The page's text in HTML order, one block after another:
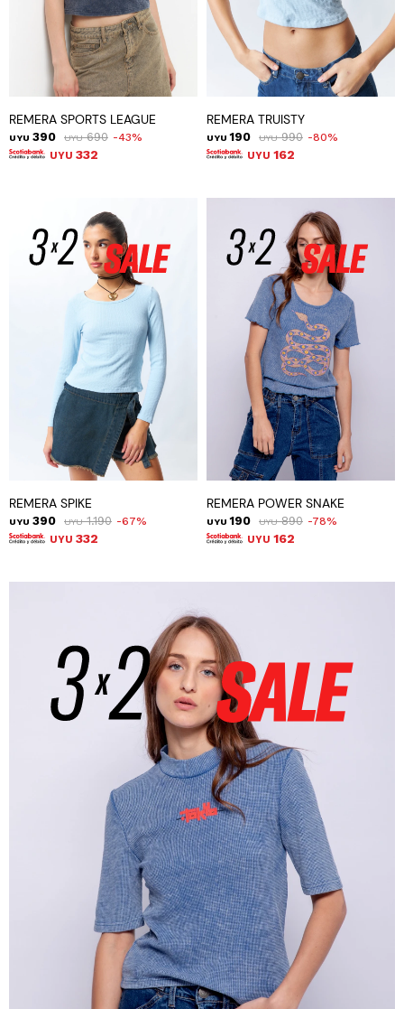
REMERA SPORTS LEAGUE
UYU 390 UYU 690 43
UYU 332
REMERA TRUISTY
UYU 190 UYU 990 80
UYU 162
REMERA SPIKE
UYU 390 UYU 1.190 67
UYU 332
REMERA POWER SNAKE
UYU 190 UYU 890 78
UYU 162